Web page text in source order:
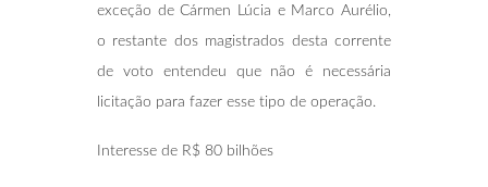
exceção de Cármen Lúcia e Marco Aurélio,
o restante dos magistrados desta corrente
de voto entendeu que não é necessária
licitação para fazer esse tipo de operação.
Interesse de R$ 80 bilhões